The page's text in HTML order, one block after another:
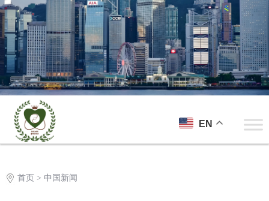
EN
首页 > 中国新闻